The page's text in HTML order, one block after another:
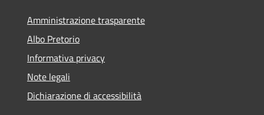
Amministrazione trasparente
Albo Pretorio
Informativa privacy
Note legali
Dichiarazione di accessibilità